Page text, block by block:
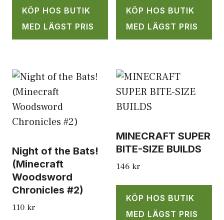
KÖP HOS BUTIK
MED LÄGST PRIS
KÖP HOS BUTIK
MED LÄGST PRIS
Night of the Bats!
(Minecraft
Woodsword
Chronicles #2)
110 kr
MINECRAFT SUPER
BITE-SIZE BUILDS
146 kr
KÖP HOS BUTIK
MED LÄGST PRIS